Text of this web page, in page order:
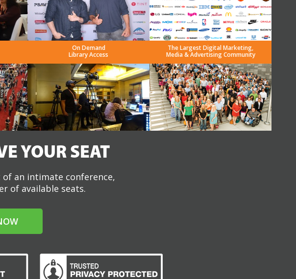
On Demand
Library Access
The Largest Digital Marketing,
Media & Advertising Community
YOUR SEAT
an intimate conference,
of available seats.